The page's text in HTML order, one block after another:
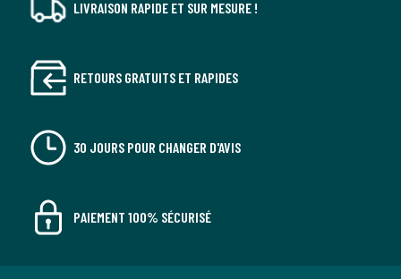
LIVRAISON RAPIDE ET SUR MESURE !
RETOURS GRATUITS ET RAPIDES
30 JOURS POUR CHANGER D'AVIS
PAIEMENT 100% SÉCURISÉ